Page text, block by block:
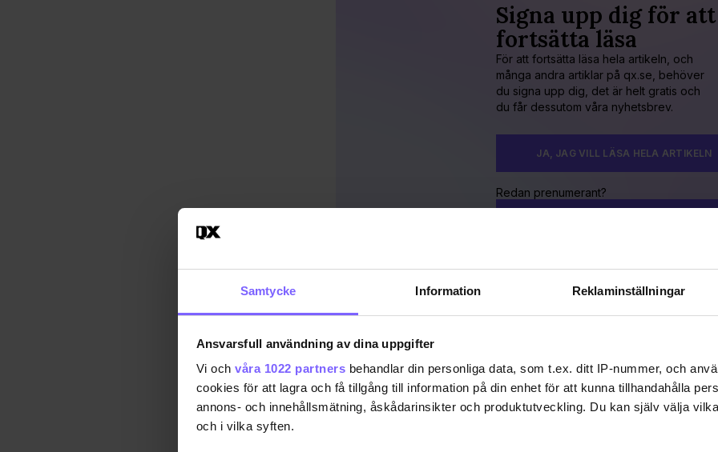
Samtycke Information Reklaminställningar
Ansvarsfull användning av dina uppgifter
Vi och våra 1022 partners behandlar din personliga data, som t.ex. ditt IP-nummer, och
cookies för att lagra och få tillgång till information på din enhet för att kunna tillhandahålla
annons- och innehållsmätning, åskådarinsikter och produktutveckling. Du kan själv välja
och i vilka syften.
Signa upp dig för att
fortsätta läsa
För att fortsätta läsa hela artikeln, och
många andra artiklar på qx.se, behöver
du signa upp dig, det är helt gratis och
du får dessutom våra nyhetsbrev.
JA, JAG VILL LÄSA HELA ARTIKELN
Redan prenumerant?
Publicerad 2023-08-21
Uppdaterad 2023-08-21
DELA DEN HÄR ARTIKELN